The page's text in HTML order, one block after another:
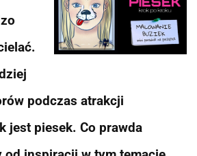
podczas atrakcji
jest piesek. Co prawda